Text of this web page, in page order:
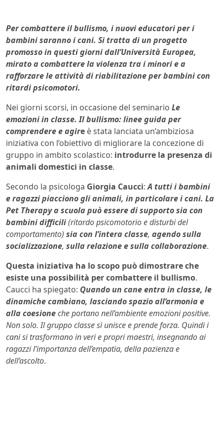
Per combattere il bullismo, i nuovi educatori per i
bambini saranno i cani. Si tratta di un progetto
promosso in questi giornidall’Università Europea,
mirato a combattere la violenza tra i minori e a
rafforzare le attività di riabilitazione per bambini con
ritardipsicomotori.
Nei giorni scorsi, in occasione del seminario Le
emozioni in classe. Il bullismo: linee guida per
comprendere e agire è stata lanciata un’ambiziosa
iniziativa con l’obiettivo di migliorare la concezione di
gruppo in ambito scolastico: introdurre la presenza di
animali domestici in classe.
Secondo la psicologa Giorgia Caucci:A tutti i bambini
e ragazzi piacciono gli animali, in particolare i cani. La
Pet Therapy a scuola può essere di supporto sia con
bambini difficili(ritardo psicomotorio e disturbi del
comportamento) sia con l’intera classe, agendo sulla
socializzazione, sulla relazione e sulla collaborazione.
Questa iniziativa ha lo scopo può dimostrare che
esiste una possibilità per combattere il bullismo.
Caucci ha spiegato: Quando un cane entra in classe, le
dinamiche cambiano, lasciando spazio all’armonia e
alla coesioneche portano nell’ambiente emozioni positive.
Non solo. Il gruppo classe si unisce e prende forza. Quindi i
cani si trasformano in veri e propri maestri, insegnando ai
ragazzi l’importanza dell’empatia, della pazienza e
dell’ascolto.